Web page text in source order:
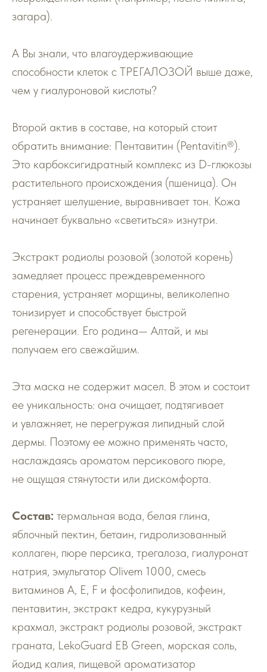
загара).
А Вы знали, что влагоудерживающие
способности клеток с ТРЕГАЛОЗОЙ выше даже,
чем у гиалуроновой кислоты?
Второй актив в составе, на который стоит
обратить внимание: Пентавитин (Pentavitin®).
Это карбоксигидратный комплекс из D-глюкозы
растительного происхождения (пшеница). Он
устраняет шелушение, выравнивает тон. Кожа
начинает буквально «светиться» изнутри.
Экстракт родиолы розовой (золотой корень)
замедляет процесс преждевременного
старения, устраняет морщины, великолепно
тонизирует и способствует быстрой
регенерации. Его родина— Алтай, и мы
получаем его свежайшим.
Эта маска не содержит масел. В этом и состоит
ее уникальность: она очищает, подтягивает
и увлажняет, не перегружая липидный слой
дермы. Поэтому ее можно применять часто,
наслаждаясь ароматом персикового пюре,
не ощущая стянутости или дискомфорта.
Состав: термальная вода, белая глина,
яблочный пектин, бетаин, гидролизованный
коллаген, пюре персика, трегалоза, гиалуронат
натрия, эмульгатор Olivem 1000, смесь
витаминов А, Е, F и фосфолипидов, кофеин,
пентавитин, экстракт кедра, кукурузный
крахмал, экстракт родиолы розовой, экстракт
граната, LekoGuard EB Green, морская соль,
йодид калия, пищевой ароматизатор